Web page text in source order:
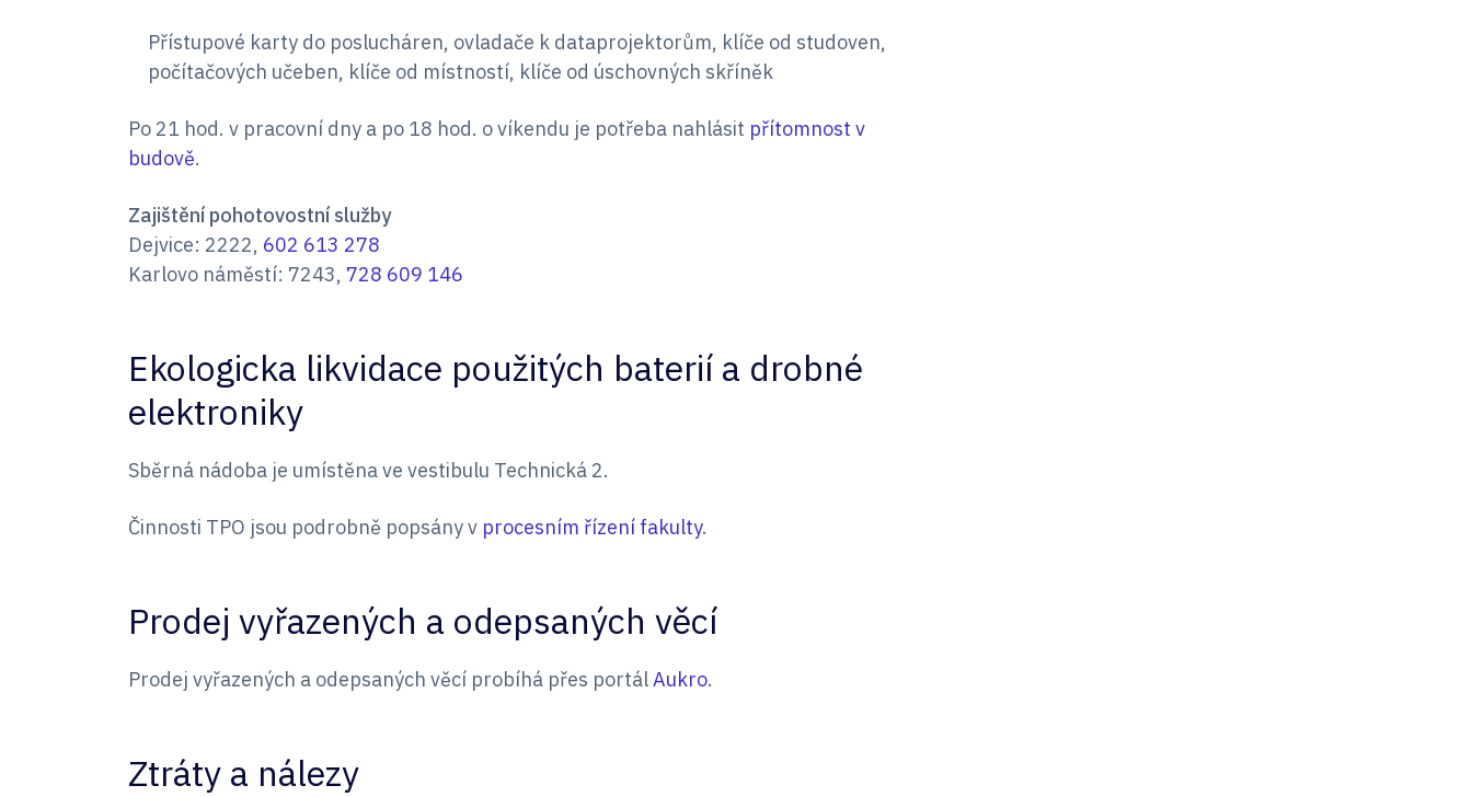
Přístupové karty do poslucháren, ovladače k dataprojektorům, klíče od studoven,
počítačových učeben, klíče od místností, klíče od úschovných skříněk
Po 21 hod. v pracovní dny a po 18 hod. o víkendu je potřeba nahlásit přítomnost v
budově.
Zajištění pohotovostní služby
Dejvice: 2222, 602 613 278
Karlovo náměstí: 7243, 728 609 146
Ekologicka likvidace použitých baterií a drobné
elektroniky
Sběrná nádoba je umístěna ve vestibulu Technická 2.
Činnosti TPO jsou podrobně popsány v procesním řízení fakulty.
Prodej vyřazených a odepsaných věcí
Prodej vyřazených a odepsaných věcí probíhá přes portálAukro.
Ztráty a nálezy